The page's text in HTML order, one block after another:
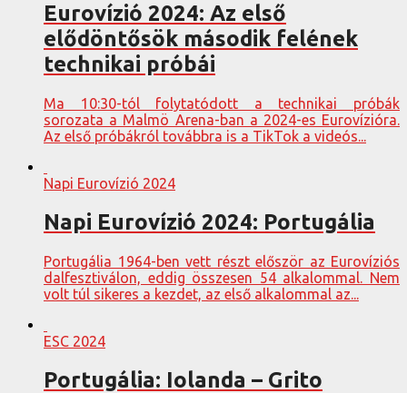
Eurovízió 2024: Az első
elődöntősök második felének
technikai próbái
Ma 10:30-tól folytatódott a technikai próbák
sorozata a Malmö Arena-ban a 2024-es Eurovízióra.
Az első próbákról továbbra is a TikTok a videós...
Napi Eurovízió 2024
Napi Eurovízió 2024: Portugália
Portugália 1964-ben vett részt először az Eurovíziós
dalfesztiválon, eddig összesen 54 alkalommal. Nem
volt túl sikeres a kezdet, az első alkalommal az...
ESC 2024
Portugália: Iolanda – Grito